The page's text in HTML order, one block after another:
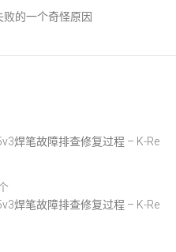
败的一个奇怪原因
焊笔故障排查修复过程 – K-Re
焊笔故障排查修复过程 – K-Re